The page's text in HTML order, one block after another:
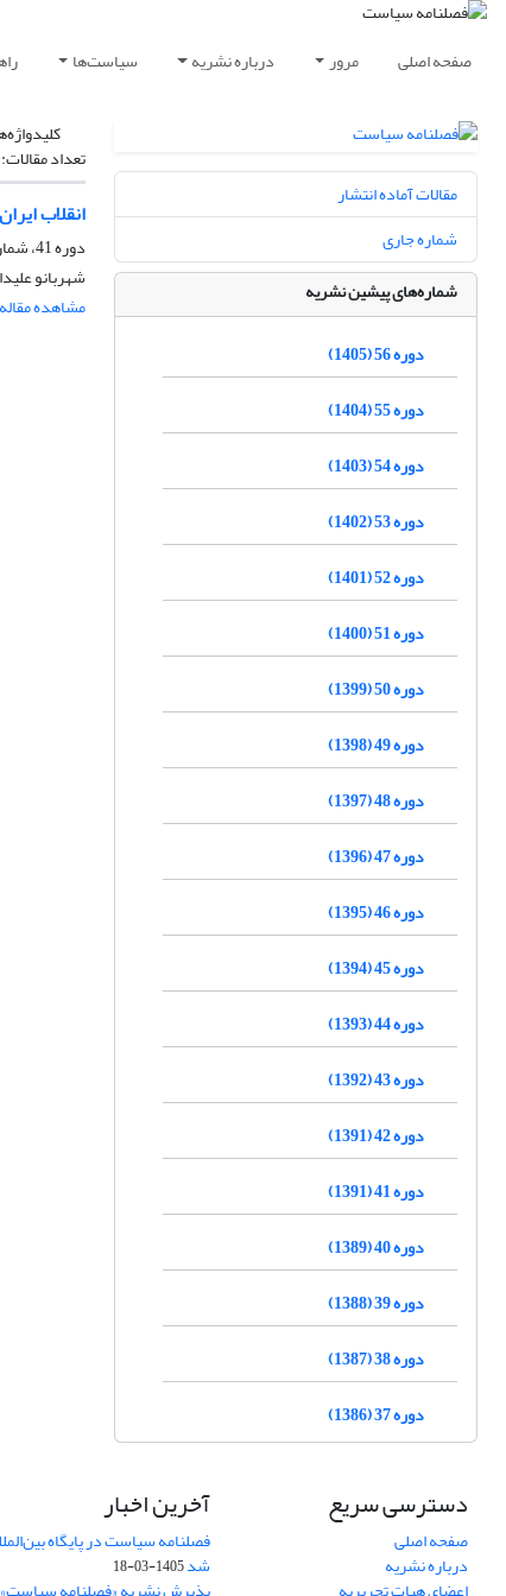
صفحه اصلی مرور درباره نشریه سیاست‌ها
تعداد مقالات:
انقلاب
دوره 41، شماره 4، زمستان 1390، صفحه
شهربانو
مشاهده مقاله
مقالات آماده انتشار
شماره جاری
شماره‌های پیشین نشریه
دوره 56 (1405)
دوره 55 (1404)
دوره 54 (1403)
دوره 53 (1402)
دوره 52 (1401)
دوره 51 (1400)
دوره 50 (1399)
دوره 49 (1398)
دوره 48 (1397)
دوره 47 (1396)
دوره 46 (1395)
دوره 45 (1394)
دوره 44 (1393)
دوره 43 (1392)
دوره 42 (1391)
دوره 41 (1391)
دوره 40 (1389)
دوره 39 (1388)
دوره 38 (1387)
دوره 37 (1386)
دسترسی سریع
صفحه اصلی
درباره نشریه
آخرین اخبار
شد1405-03-18